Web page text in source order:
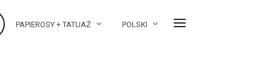
PAPIEROSY + TATUAŻ POLSKI